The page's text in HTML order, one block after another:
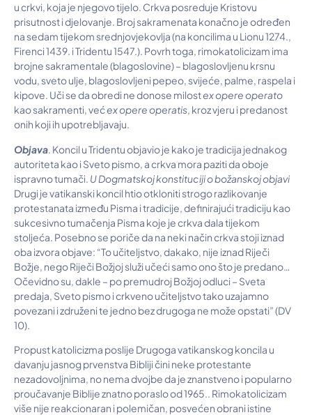
u crkvi, koja je njegovo tijelo. Crkva posreduje Kristovu
prisutnost i djelovanje. Broj sakramenata konačno je određen
na sedam tijekom srednjovjekovlja (na koncilima u Lionu 1274.,
Firenci 1439. i Tridentu 1547.). Povrh toga, rimokatolicizam ima
brojne sakramentale (blagoslovine) – blagoslovljenu krsnu
vodu, sveto ulje, blagoslovljeni pepeo, svijeće, palme, raspela i
kipove. Uči se da obredi ne donose milostex opere operato
kao sakramenti, većex opere operatis, kroz vjeru i predanost
onih koji ih upotrebljavaju.
Objava . Koncil u Tridentu objavio je kako je tradicija jednakog
autoriteta kao i Sveto pismo, a crkva mora paziti da oboje
ispravno tumači. U Dogmatskoj konstituciji o božanskoj objavi
Drugi je vatikanski koncil htio otkloniti strogo razlikovanje
protestanata između Pisma i tradicije, definirajući tradiciju kao
sukcesivno tumačenja Pisma koje je crkva dala tijekom
stoljeća. Posebno se poriče da na neki način crkva stoji iznad
oba izvora objave: “To učiteljstvo, dakako, nije iznad Riječi
Božje, nego Riječi Božjoj služi učeći samo ono što je predano…
Očevidno su, dakle – po premudroj Božjoj odluci – Sveta
predaja, Sveto pismo i crkveno učiteljstvo tako uzajamno
povezani i združeni te jedno bez drugoga ne može opstati” (DV
10).
Propust katolicizma poslije Drugoga vatikanskog koncila u
davanju jasnog prvenstva Bibliji čini neke protestante
nezadovoljnima, no nema dvojbe da je znanstveno i popularno
proučavanje Biblije znatno poraslo od 1965.. Rimokatolicizam
više nije reakcionaran i polemičan, posvećen obrani istine